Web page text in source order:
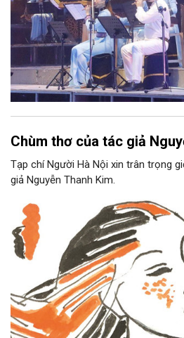
Chùm thơ của tác giả
Tạp chí Người Hà Nội xin trân trọng
giả Nguyễn Thanh Kim.